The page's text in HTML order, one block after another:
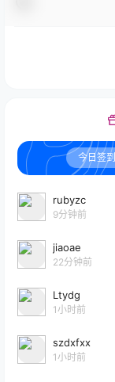
今日签到
rubyzc
9分钟前
jiaoae
22分钟前
Ltydg
1小时前
szdxfxx
1小时前